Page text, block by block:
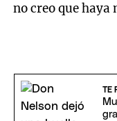
no creo que
TE